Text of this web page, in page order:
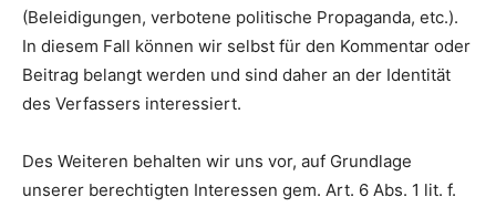
(Beleidigungen, verbotene politische Propaganda, etc.).
In diesem Fall können wir selbst für den Kommentar oder
Beitrag belangt werden und sind daher an der Identität
des Verfassers interessiert.
Des Weiteren behalten wir uns vor, auf Grundlage
unserer berechtigten Interessen gem. Art. 6 Abs. 1 lit. f.